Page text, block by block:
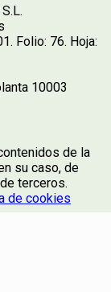
Folio: 76. Hoja:
10003
de la
su caso, de
terceros.
de cookies